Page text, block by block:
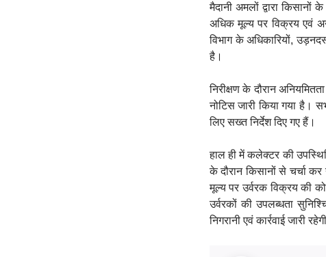
मैदानी अमलों द्वारा किसानों
अधिक मूल्य पर विक्रय एवं
विभाग के अधिकारियों,
है।
निरीक्षण के दौरान
नोटिस जारी किया गया है।
लिए सख्त निर्देश दिए गए हैं।
हाल ही में कलेक्टर की
के दौरान किसानों से चर्चा
मूल्य पर उर्वरक विक्रय की
उर्वरकों की उपलब्धता
निगरानी एवं कार्रवाई जारी